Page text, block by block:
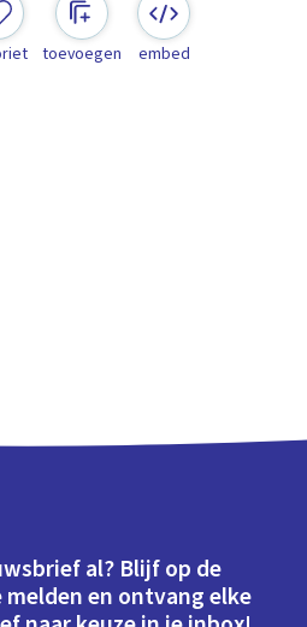
toevoegen embed
al? Blijf op de
en ontvang elke